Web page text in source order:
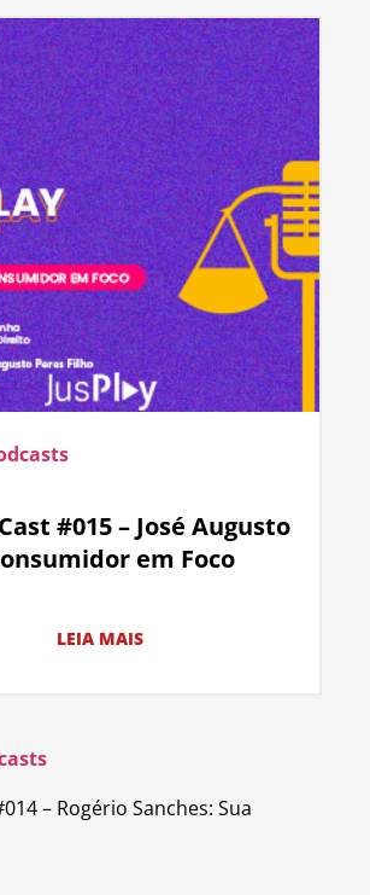
#015 – José Augusto
em Foco
LEIA MAIS
– Rogério Sanches: Sua